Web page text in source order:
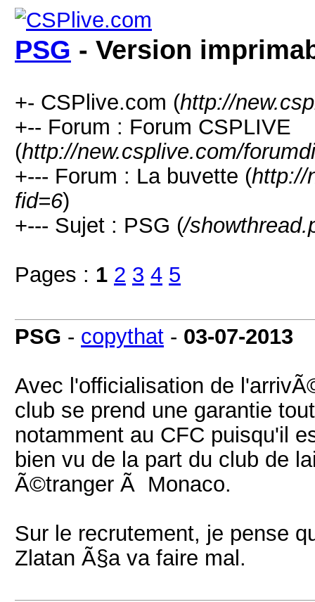
PSG - Version
+- CSPlive.com (http://
+-- Forum : Forum CSPLIVE
(http://new.csplive.com/
+--- Forum : La buvette (http://
fid=6)
+--- Sujet : PSG (/
Pages : 1 2 3 4 5
PSG - copythat - 03-07-2013
Avec l'officialisation de
club se prend une garantie
notamment au CFC puisqu'il
bien vu de la part du club de
Ã©tranger Ã Monaco.
Sur le recrutement, je pense
Zlatan Ã§a va faire mal.